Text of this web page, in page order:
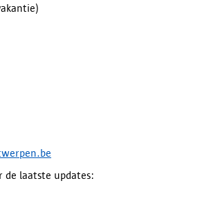
de laatste updates: